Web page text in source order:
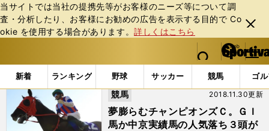
当サイトでは当社の提携先等がお客様のニーズ等について調
査・分析したり、お客様にお勧めの広告を表⽰する⽬的で Co
okie を使⽤する場合があります。詳しくはこちら
閉じ
る
web Sportiva (webスポルティーバ)
検索
マイペ
ー
ジ
メニュ
新着 ランキング 野球 サッカー 競馬 ゴ
b
ス
ル
テ
「#インカンテーション」の最新ニュース・ 情報
夢膨らむチャンピオンズＣ。ＧＩ
馬か中京実績馬の人気落ち３頭が
2018.11.30更新
競馬